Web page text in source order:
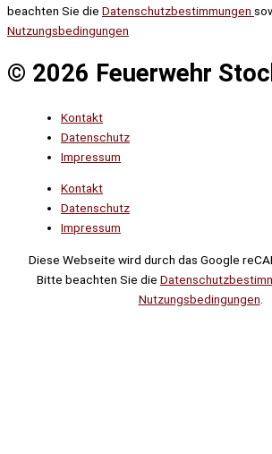
beachten Sie die Datenschutzbestimmungen
Nutzungsbedingungen
© 2026 Feuerwehr
Kontakt
Datenschutz
Impressum
Kontakt
Datenschutz
Impressum
Diese Webseite wird durch das Google
Bitte beachten Sie die
Nutzungsbedingungen